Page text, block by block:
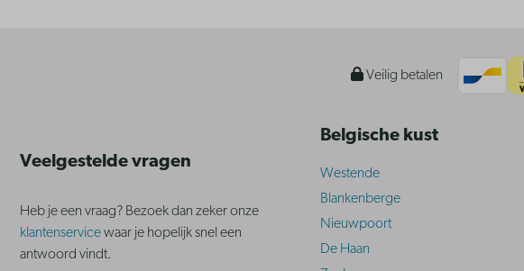
Veilig betalen
Veelgestelde vragen
Heb je een vraag? Bezoek dan zeker onze
klantenservicewaar je hopelijk snel een
antwoord vindt.
Belgische kust
Westende
Blankenberge
Nieuwpoort
De Haan